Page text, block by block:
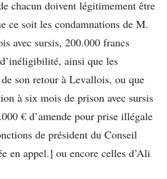
chacun doivent légitimement être
ce soit les condamnations de M.
avec sursis, 200.000 francs
ainsi que les
son retour à Levallois, ou que
à six mois de prison avec sursis
€ d’amende pour prise illégale
de président du Conseil
en appel.] ou encore celles d’Ali